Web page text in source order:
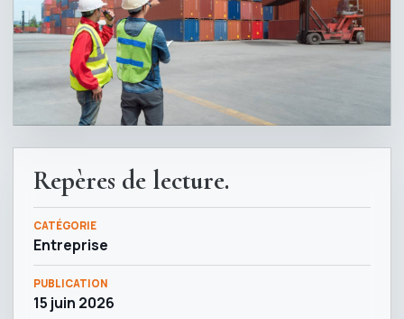
Repères de lecture.
CATÉGORIE
Entreprise
PUBLICATION
15 juin 2026